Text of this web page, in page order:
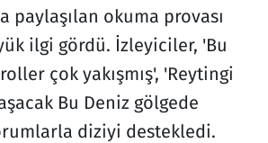
paylaşılan okuma provası
ilgi gördü. İzleyiciler, 'Bu
çok yakışmış', 'Reytingi
Bu Deniz gölgede
diziyi destekledi.